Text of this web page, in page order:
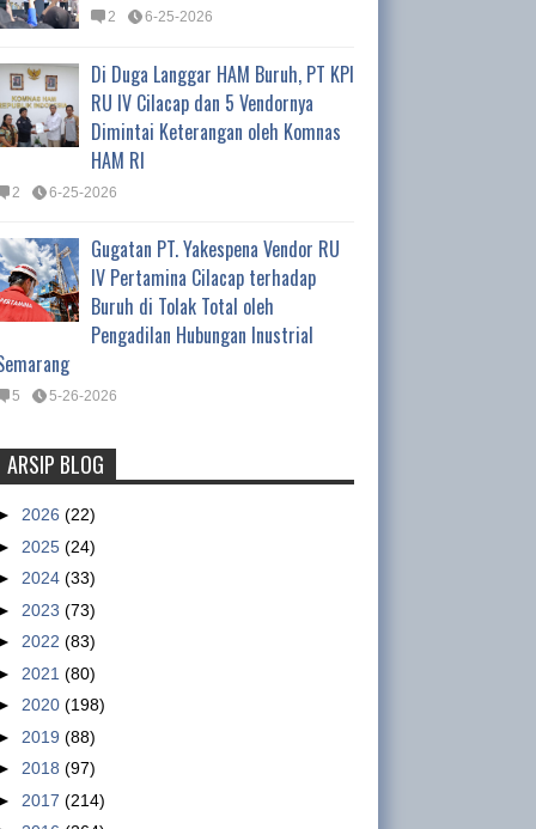
2 6-25-2026
Di Duga Langgar HAM Buruh, PT KPI
RU IV Cilacap dan 5 Vendornya
Dimintai Keterangan oleh Komnas
HAM RI
2 6-25-2026
Gugatan PT. Yakespena Vendor RU
IV Pertamina Cilacap terhadap
Buruh di Tolak Total oleh
Pengadilan Hubungan Inustrial
5 5-26-2026
PT Sulindafin –Shinta Group, Kota
pertemuan Buruh, Pimpinan SBGTS-GSBI
SBM PT. Sulindafin Kota Tangerang dengan
Jaminan Sosial ...
Tentang Waktu Kerja Satpam
(Satuan Pengamanan) Oleh :
ARSIP BLOG
2026 (22)
2025 (24)
2024 (33)
2023 (73)
2022 (83)
2021 (80)
2020 (198)
2019 (88)
2018 (97)
2017 (214)